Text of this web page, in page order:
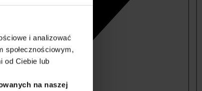
i analizować
społecznościowym,
od Ciebie lub
na naszej